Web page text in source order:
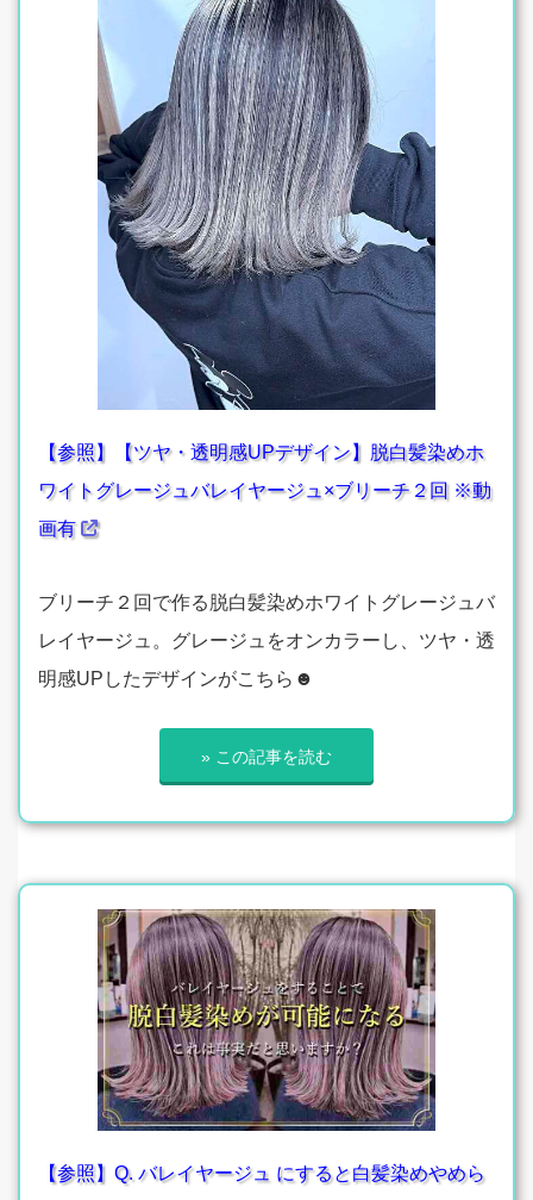
【参照】【ツヤ・透明感UPデザイン】脱白髪染めホ
ワイトグレージュバレイヤージュ×ブリーチ２回 ※動
画有
ブリーチ２回で作る脱白髪染めホワイトグレージュバ
レイヤージュ。グレージュをオンカラーし、ツヤ・透
明感UPしたデザインがこちら☻
» この記事を読む
【参照】Q. バレイヤージュ にすると白髪染めやめら